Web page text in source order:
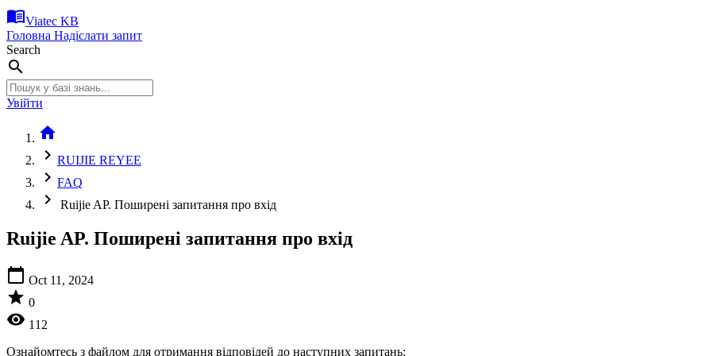
menu_bookViatec KB
Головна Надіслати запит
Search
search
Увійти
home
chevron_right RUIJIE REYEE
chevron_right FAQ
chevron_right Ruijie AP. Поширені запитання про вхід
Ruijie AP. Поширені запитання про вхід
calendar_today Oct 11, 2024
star 0
visibility 112
Ознайомтесь з файлом для отримання відповідей до наступних запитань: